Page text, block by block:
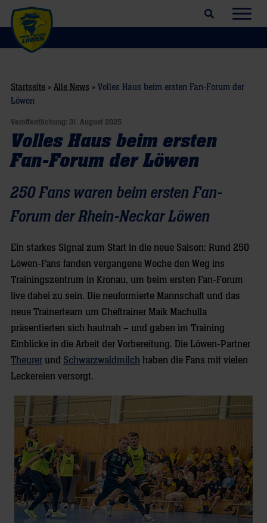
Suchfeld öffnen
Startseite » Alle News » Volles Haus beim ersten Fan-Forum der
Löwen
Veröffentlichung: 31. August 2025
Volles Haus beim ersten
Fan-Forum der Löwen
250 Fans waren beim ersten Fan-
Forum der Rhein-Neckar Löwen
Ein starkes Signal zum Start in die neue Saison: Rund 250
Löwen-Fans fanden vergangene Woche den Weg ins
Trainingszentrum in Kronau, um beim ersten Fan-Forum
live dabei zu sein. Die neuformierte Mannschaft und das
neue Trainerteam um Cheftrainer Maik Machulla
präsentierten sich hautnah – und gaben im Training
Einblicke in die Arbeit der Vorbereitung. Die Löwen-Partner
Theurer und Schwarzwaldmilch haben die Fans mit vielen
Leckereien versorgt.